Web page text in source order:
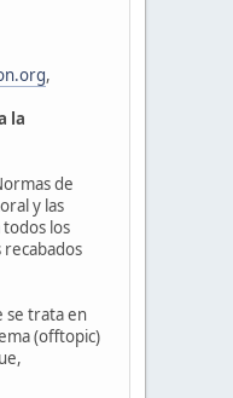
,
la
de
y las
los
recabados
se trata en
(offtopic)